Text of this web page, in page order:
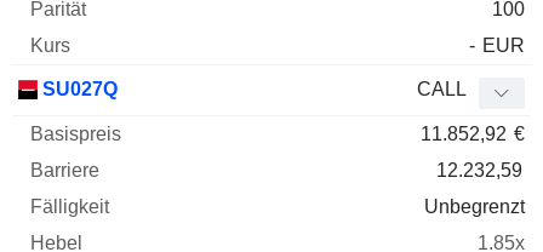
100
- EUR
SU027Q CALL
11.852,92 €
12.232,59
Unbegrenzt
1.85x